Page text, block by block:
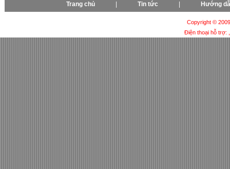
Trang chủ Tin tức Hướng
Copyright ©
Điện thoại hỗ trợ: